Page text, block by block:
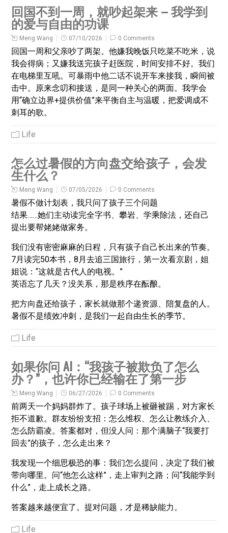
回国不到一周，就吵起架来 – 我学到
的爱与自由的功课
Meng Wang 07/10/2026 0 Comments
回国一周和父亲吵了两架。他嫌我晚饭只吃菜不吃米，说
我会得病；又嫌我送完孩子赶医院，时间安排不好。我们
在电梯里互吼。可暴雨中他二话不说开车来接我，瞬间被
击中。原来念叨和接送，是同一种关心的两面。我学会
用“确立边界+提供价值”来平衡自主与温暖，把爱调成不
刺耳的歌。
Life
怎么过暑假的方向盘交给孩子，会发
生什么？
Meng Wang 07/05/2026 0 Comments
暑假不做计划表，我只问了孩子三个问题
结果……她们主动读完全字书、攀岩、学乘除法，还自己
提出要帮姥姥做家务。
我们没有密密麻麻的日程，只有孩子自己长出来的节奏。
7月读完50本书，8月去追三国旅行，第一次看京剧，姐
姐说：“这就是古代人的电视。”
英语忘了几天？没关系，那是秩序在酝酿。
把方向盘还给孩子，家长就做那个递资源、陪复盘的人。
暑假不是绩效冲刺，是我们一起自由生长的季节。
Life
如果你问 AI：“我孩子被欺负了怎么
办？”，也许你已经输在了第一步
Meng Wang 06/27/2026 0 Comments
前两天一个妈妈群炸了。孩子球场上被砸被踢，对方家长
拒不道歉。群友纷纷支招：怎么维权、怎么让教练介入、
怎么防霸凌。答案都对，但没人问：那个满脑子“我要打
回去”的孩子，怎么走出来？
我发现一个细思极恐的事：我们怎么提问，决定了我们被
带向哪里。问“他怎么这样”，走上审判之路；问“我能学到
什么”，走上成长之路。
答案越来越便宜了。提对问题，才是稀缺能力。
Life